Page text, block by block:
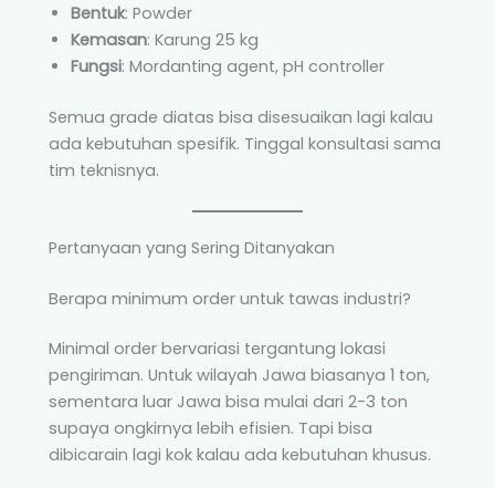
Bentuk: Powder
Kemasan: Karung 25 kg
Fungsi: Mordanting agent, pH controller
Semua grade diatas bisa disesuaikan lagi kalau
ada kebutuhan spesifik. Tinggal konsultasi sama
tim teknisnya.
Pertanyaan yang Sering Ditanyakan
Berapa minimum order untuk tawas industri?
Minimal order bervariasi tergantung lokasi
pengiriman. Untuk wilayah Jawa biasanya 1 ton,
sementara luar Jawa bisa mulai dari 2-3 ton
supaya ongkirnya lebih efisien. Tapi bisa
dibicarain lagi kok kalau ada kebutuhan khusus.